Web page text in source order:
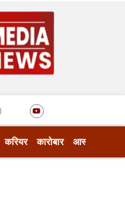
Y
o
u
t
b
e
करियर कारोबार आस्था